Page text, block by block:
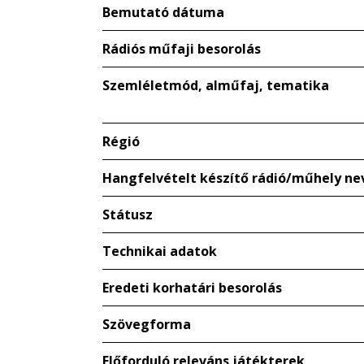
Bemutató dátuma
Rádiós műfaji besorolás
Szemléletmód, alműfaj, tematika
Régió
Hangfelvételt készítő rádió/műhely
Státusz
Technikai adatok
Eredeti korhatári besorolás
Szövegforma